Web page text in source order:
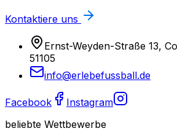
Kontaktiere uns
Ernst-Weyden-Straße 13,
51105
info@erlebefussball.de
Facebook
Instagram
beliebte Wettbewerbe